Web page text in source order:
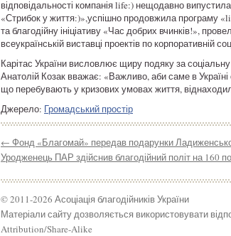
відповідальності компанія life:) нещодавно
«Стрибок у життя:)»,успішно продовжила програму
та благодійну ініціативу «Час добрих вчинків!»,
всеукраїнській виставці проектів по корпоративній
Карітас України висловлює щиру подяку за соціальну
Анатолій Козак вважає: «Важливо, аби саме в Україні
що перебувають у кризових умовах життя,
Джерело: Громадський простір
← Фонд «Благомай» передав подарунки
Уродженець ПАР здійснив благодійний політ на 160
© 2011-2026 Асоціація благодійників України
Матеріали сайту дозволяється використовувати
Attribution/Share-Alike